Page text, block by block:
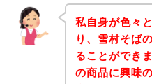
私自身が色々
り、雪村そば
ることができ
の商品に興味